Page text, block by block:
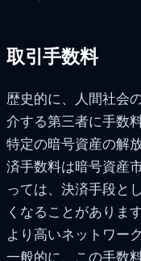
取引手数料
歴史的に、人間社会
介する第三者に手数
特定の暗号資産の解
済手数料は暗号資産
っては、決済手段と
くなることがありま
より高いネットワー
一般的に、この手数